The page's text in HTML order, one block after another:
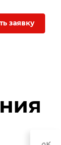
заявку